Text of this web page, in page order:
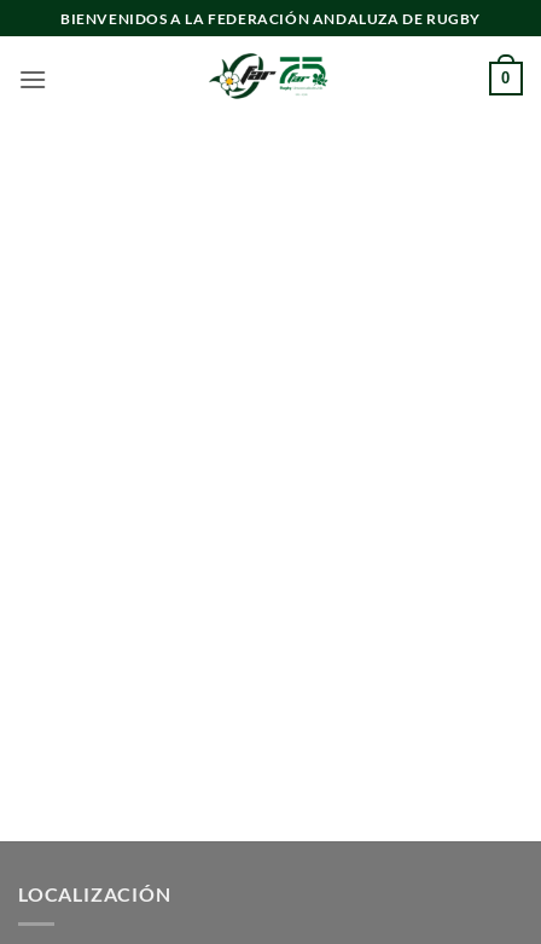
al
contenido
BIENVENIDOS A LA FEDERACIÓN ANDALUZA DE RUGBY
0
LOCALIZACIÓN